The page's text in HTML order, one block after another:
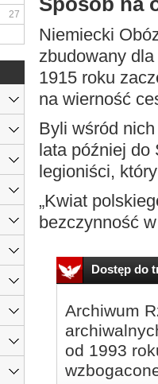
Niemiecki
zbudowany
1915 roku
na wierność
Byli wśród
lata później do
legioniści,
„Kwiat
bezczynność
Dostęp do
Archiwum
od 1993
27